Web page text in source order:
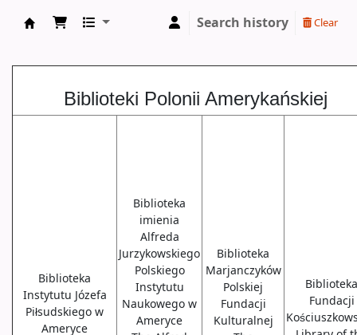
Search history Clear
Biblioteki Polonii Amerykańskiej
Biblioteka
Instytutu Józefa
Piłsudskiego w
Ameryce
Biblioteka
imienia
Alfreda
Jurzykowskiego
Polskiego
Instytutu
Naukowego w
Ameryce
Biblioteka
Marjanczyków
Polskiej
Fundacji
Kulturalnej
Biblioteka
Fundacji